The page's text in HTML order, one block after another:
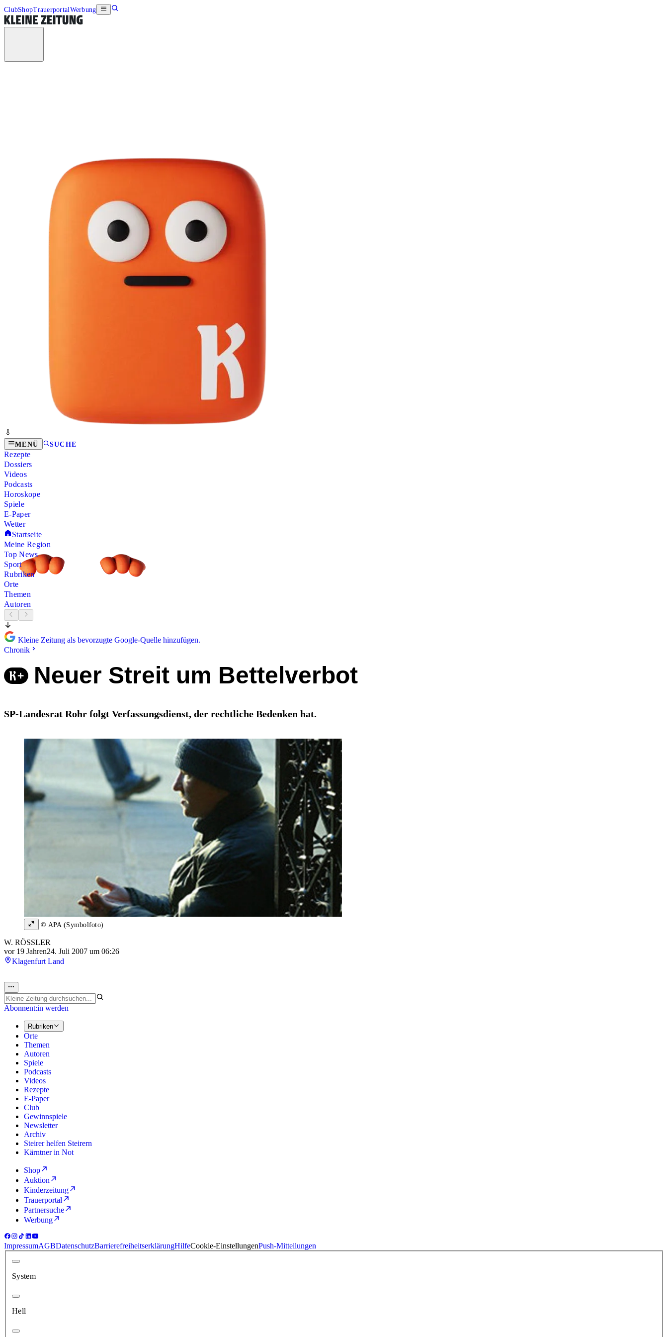
ClubShopTrauerportalWerbung
MENÜ SUCHE
Rezepte
Dossiers
Videos
Podcasts
Horoskope
Spiele
E-Paper
Wetter
Startseite
Meine Region
Top News
Sport
Rubriken
Orte
Themen
Autoren
Kleine Zeitung als bevorzugte Google-Quelle hinzufügen.
Chronik
Neuer Streit um Bettelverbot
SP-Landesrat Rohr folgt Verfassungsdienst, der rechtliche Bedenken hat.
© APA (Symbolfoto)
W. RÖSSLER
vor 19 Jahren24. Juli 2007 um 06:26
Klagenfurt Land
Abonnent:in werden
Rubriken
Orte
Themen
Autoren
Spiele
Podcasts
Videos
Rezepte
E-Paper
Club
Gewinnspiele
Newsletter
Archiv
Steirer helfen Steirern
Kärntner in Not
Shop
Auktion
Kinderzeitung
Trauerportal
Partnersuche
Werbung
ImpressumAGBDatenschutzBarrierefreiheitserklärungHilfeCookie-EinstellungenPush-Mitteilungen
System
Hell